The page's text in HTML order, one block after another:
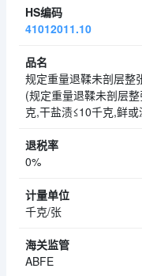
41012011.10
规定重量退鞣未剖层整
(规定重量退鞣未剖层
克,干盐渍≤10千克,鲜
0%
千克/张
ABFE